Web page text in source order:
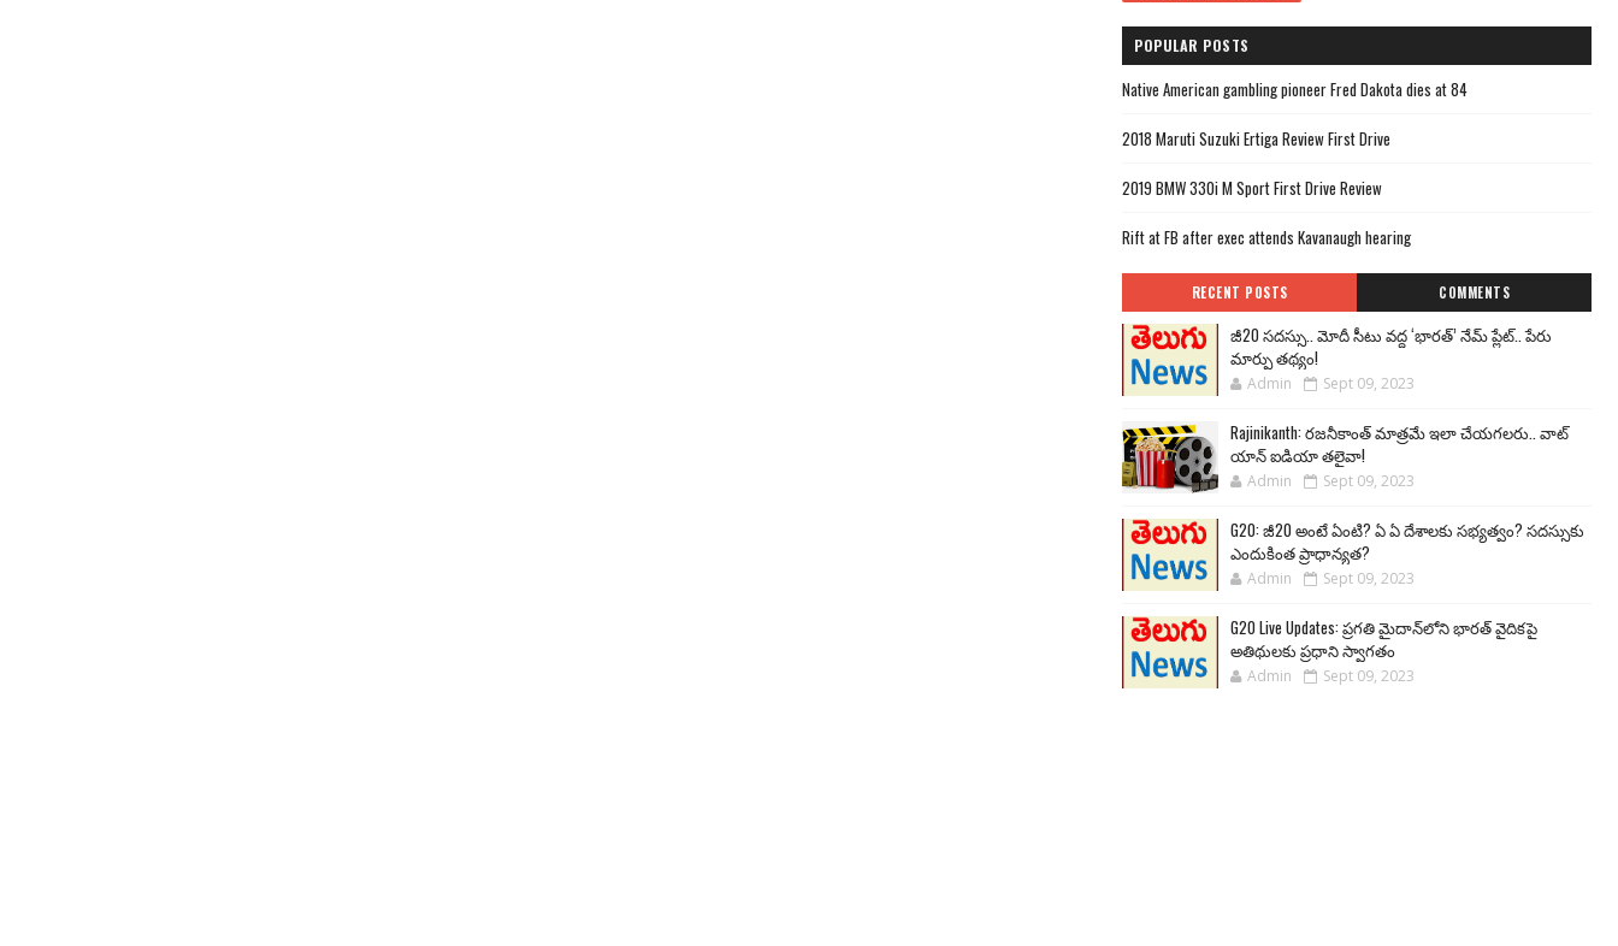
POPULAR POSTS
Native American gambling pioneer Fred Dakota dies at 84
2018 Maruti Suzuki Ertiga Review First Drive
2019 BMW 330i M Sport First Drive Review
Rift at FB after exec attends Kavanaugh hearing
RECENT POSTS COMMENTS
జీ20 సదస్సు.. మోదీ సీటు వద్ద ‘భారత్’ నేమ్ ప్లేట్‌.. పేరు
మార్పు తథ్యం!
Admin Sept 09, 2023
Rajinikanth: రజనీకాంత్ మాత్రమే ఇలా చేయగలరు.. వాట్
యాన్ ఐడియా తలైవా!
Admin Sept 09, 2023
G20: జీ20 అంటే ఏంటి? ఏ ఏ దేశాలకు సభ్యత్వం? సదస్సుకు
ఎందుకింత ప్రాధాన్యత?
Admin Sept 09, 2023
G20 Live Updates: ప్రగతి మైదాన్‌లోని భారత్ వైదికపై
అతిథులకు ప్రధాని స్వాగతం
Admin Sept 09, 2023